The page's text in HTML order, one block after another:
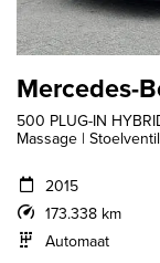
Mercedes-
500 PLUG-IN
Massage |
2015
173.338 km
Automaat